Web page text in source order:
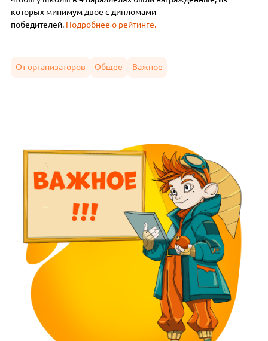
которых минимум двое с дипломами
победителей. Подробнее о рейтинге.
От организаторов Общее Важное